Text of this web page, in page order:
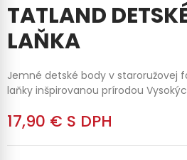
TATLAND
LAŇKA
Jemné detské body v staroružovej
laňky inšpirovanou prírodou
17,90 € S DPH